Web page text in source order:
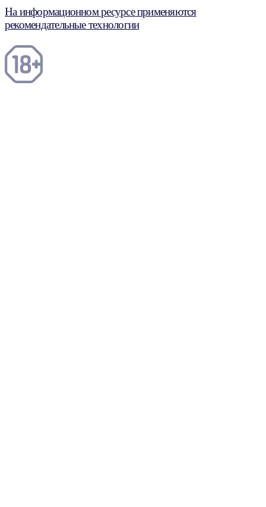
На информационном ресурсе применяются
рекомендательные технологии